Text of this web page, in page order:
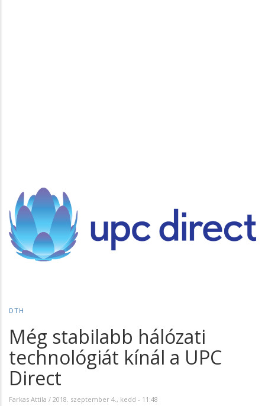
DTH
Még stabilabb hálózati
technológiát kínál a UPC
Direct
Farkas Attila / 2018. szeptember 4., kedd - 11:48